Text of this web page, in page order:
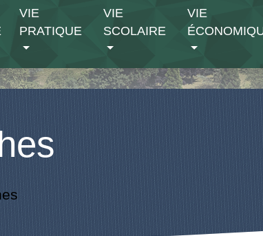
VIE
PRATIQUE
VIE
SCOLAIRE
VIE